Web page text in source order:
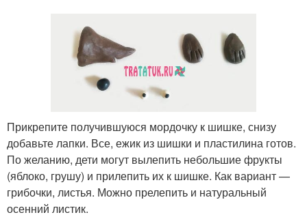
Прикрепите получившуюся мордочку к шишке, снизу
добавьте лапки. Все, ежик из шишки и пластилина готов.
По желанию, дети могут вылепить небольшие фрукты
(яблоко, грушу) и прилепить их к шишке. Как вариант —
грибочки, листья. Можно прелепить и натуральный
осенний листик.